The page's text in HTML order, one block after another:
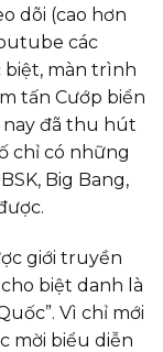
dõi (cao hơn
các
biệt, màn trình
tấn Cướp biển
nay đã thu hút
chỉ có những
Big Bang,
giới truyền
biệt danh là
Vì chỉ mới
mời biểu diễn